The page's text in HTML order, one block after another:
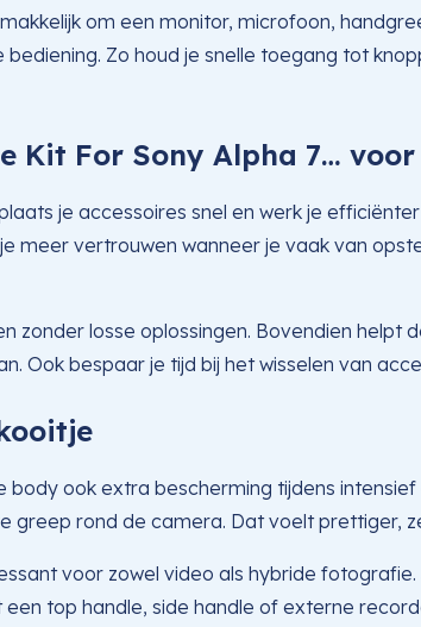
om een monitor, microfoon,
Zo houd je snelle toegang tot
Kit For Sony Alpha 7…
je accessoires snel en werk je
vertrouwen wanneer je vaak van
zonder losse oplossingen. Bovendien
Ook bespaar je tijd bij het wisselen van
ook extra bescherming tijdens
greep rond de camera. Dat voelt prettiger,
voor zowel video als hybride
top handle, side handle of externe